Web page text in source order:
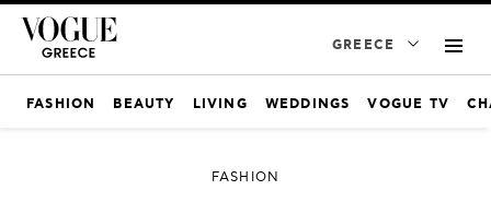
GREECE
FASHION BEAUTY LIVING WEDDINGS VOGUE TV
FASHION